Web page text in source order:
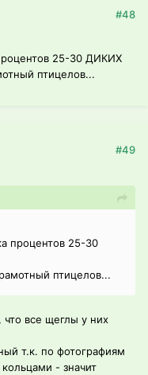
#48
25-30 ДИКИХ
птицелов...
#49
процентов 25-30
птицелов...
все щеглы у них
т.к. по фотографиям
- значит